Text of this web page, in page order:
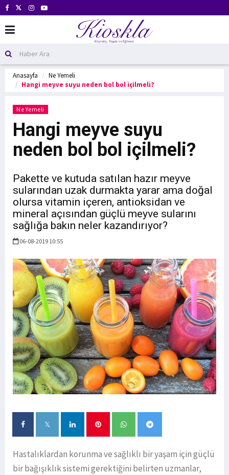
Anasayfa
Ne Yemeli
Hangi meyve suyu neden bol bol içilmeli?
Ne Yemeli
Hangi meyve suyu
neden bol bol içilmeli?
Pakette ve kutuda satılan hazır meyve
sularından uzak durmakta yarar ama doğal
olursa vitamin içeren, antioksidan ve
mineral açısından güçlü meyve sularını
sağlığa bakın neler kazandırıyor?
06-08-2019 10:55
Hastalıklardan korunma ve sağlıklı bir yaşam için güçlü
bir bağışıklık sistemi gerektiğini belirten uzmanlar,